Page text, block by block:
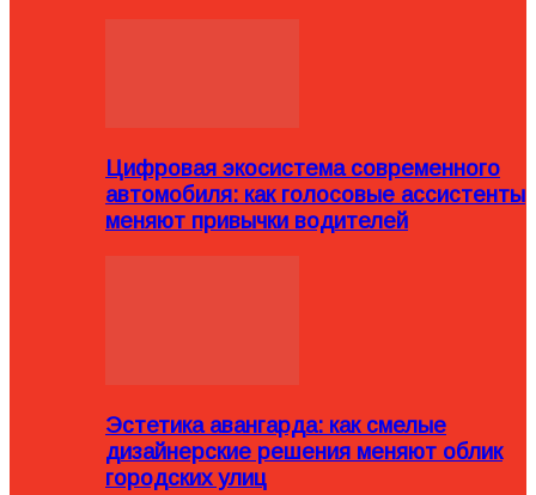
Цифровая экосистема современного
автомобиля: как голосовые ассистенты
меняют привычки водителей
Эстетика авангарда: как смелые
дизайнерские решения меняют облик
городских улиц